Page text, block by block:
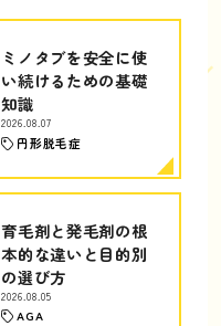
ミノタブを安全に使
い続けるための基礎
知識
2026.08.07
円形脱毛症
育毛剤と発毛剤の根
本的な違いと目的別
の選び方
2026.08.05
AGA